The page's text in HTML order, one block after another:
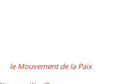
le Mouvement de la Paix